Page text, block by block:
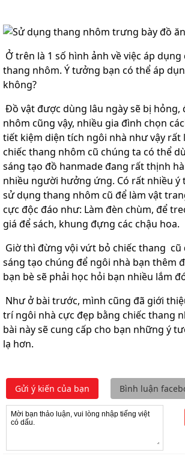
Ở trên là 1 số hình ảnh về việc áp
thang nhôm. Ý tưởng bạn có thể áp
không?
Đồ vật được dùng lâu ngày sẽ bị hỏng,
nhôm cũng vậy, nhiều gia đình chọn
tiết kiệm diện tích ngôi nhà như vậy rất
chiếc thang nhôm cũ chúng ta có thể
sáng tạo đồ hanmade đang rất thịnh
nhiều người hưởng ứng. Có rất nhiều
sử dụng thang nhôm cũ để làm vật
cực độc đáo như: Làm đèn chùm, để
giá để sách, khung đựng các chậu hoa.
Giờ thì đừng vội vứt bỏ chiếc thang cũ
sáng tạo chúng để ngôi nhà bạn thêm
bạn bè sẽ phải học hỏi bạn nhiều lắm
Như ở bài trước, mình cũng đã giới
trí ngôi nhà cực đẹp bằng chiếc thang
bài này sẽ cung cấp cho bạn những ý
lạ hơn.
Gửi ý kiến của bạn Bình luận